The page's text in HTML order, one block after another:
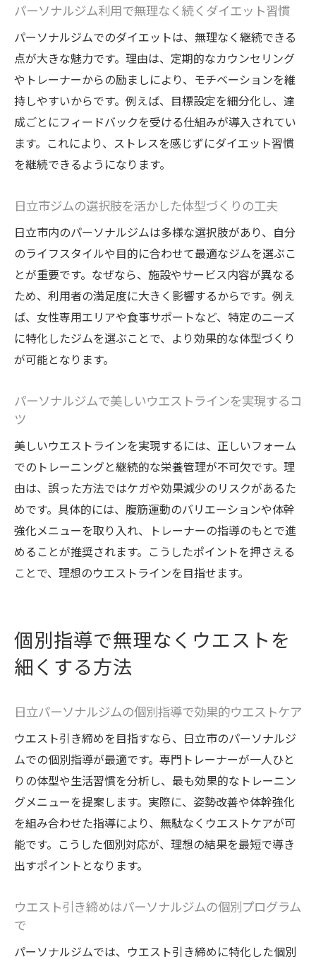
イント
本記事でパーソナルジム活用の極意をチェ
ック
パーソナルジム利用で無理なく続くダイエット習慣
パーソナルジムでのダイエットは、無理なく継続できる
点が大きな魅力です。理由は、定期的なカウンセリング
やトレーナーからの励ましにより、モチベーションを維
持しやすいからです。例えば、目標設定を細分化し、達
成ごとにフィードバックを受ける仕組みが導入されてい
ます。これにより、ストレスを感じずにダイエット習慣
を継続できるようになります。
日立市ジムの選択肢を活かした体型づくりの工夫
日立市内のパーソナルジムは多様な選択肢があり、自分
のライフスタイルや目的に合わせて最適なジムを選ぶこ
とが重要です。なぜなら、施設やサービス内容が異なる
ため、利用者の満足度に大きく影響するからです。例え
ば、女性専用エリアや食事サポートなど、特定のニーズ
に特化したジムを選ぶことで、より効果的な体型づくり
が可能となります。
パーソナルジムで美しいウエストラインを実現するコ
ツ
美しいウエストラインを実現するには、正しいフォーム
でのトレーニングと継続的な栄養管理が不可欠です。理
由は、誤った方法ではケガや効果減少のリスクがあるた
めです。具体的には、腹筋運動のバリエーションや体幹
強化メニューを取り入れ、トレーナーの指導のもとで進
めることが推奨されます。こうしたポイントを押さえる
ことで、理想のウエストラインを目指せます。
個別指導で無理なくウエストを
細くする方法
日立パーソナルジムの個別指導で効果的ウエストケア
ウエスト引き締めを目指すなら、日立市のパーソナルジ
ムでの個別指導が最適です。専門トレーナーが一人ひと
りの体型や生活習慣を分析し、最も効果的なトレーニン
グメニューを提案します。実際に、姿勢改善や体幹強化
を組み合わせた指導により、無駄なくウエストケアが可
能です。こうした個別対応が、理想の結果を最短で導き
出すポイントとなります。
ウエスト引き締めはパーソナルジムの個別プログラム
で
パーソナルジムでは、ウエスト引き締めに特化した個別